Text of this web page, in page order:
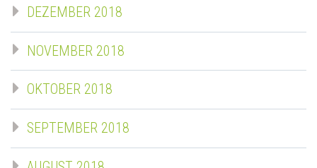
DEZEMBER 2018
NOVEMBER 2018
OKTOBER 2018
SEPTEMBER 2018